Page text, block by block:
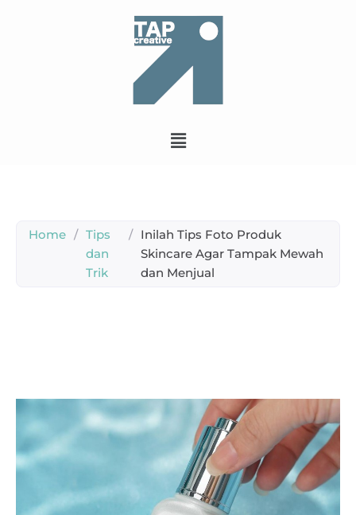
Home / Tips
dan
Trik
/ Inilah Tips Foto Produk
Skincare Agar Tampak Mewah
dan Menjual